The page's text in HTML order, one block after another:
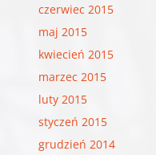
czerwiec 2015
maj 2015
kwiecień 2015
marzec 2015
luty 2015
styczeń 2015
grudzień 2014